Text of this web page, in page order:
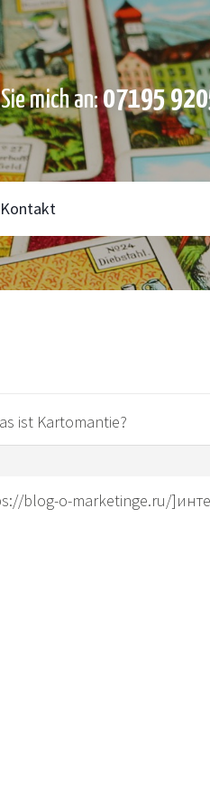
mich an:07195
Kontakt
ist Kartomantie?
blog-o-marketinge.ru/